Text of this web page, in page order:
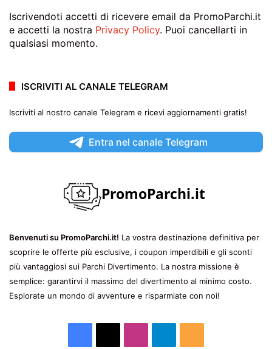
Iscrivendoti accetti di ricevere email da PromoParchi.it
e accetti la nostra Privacy Policy. Puoi cancellarti in
qualsiasi momento.
ISCRIVITI AL CANALE TELEGRAM
Iscriviti al nostro canale Telegram e ricevi aggiornamenti gratis!
Entra nel canale Telegram
Benvenuti su PromoParchi.it! La vostra destinazione definitiva per
scoprire le offerte più esclusive, i coupon imperdibili e gli sconti
più vantaggiosi sui Parchi Divertimento. La nostra missione è
semplice: garantirvi il massimo del divertimento al minimo costo.
Esplorate un mondo di avventure e risparmiate con noi!